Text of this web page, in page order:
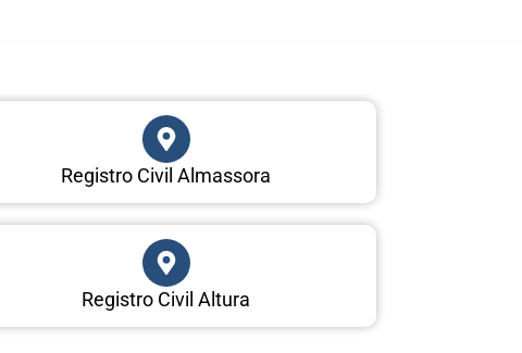
Registro Civil Almassora
Registro Civil Altura